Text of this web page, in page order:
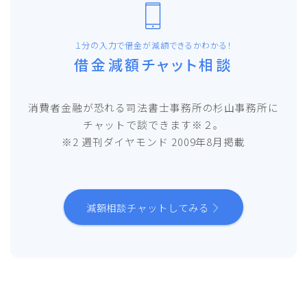
１分の入力で借金が減額できるかわかる！
借金減額チャット相談
消費者金融が恐れる司法書士事務所の杉山事務所に
チャットで談できます※２。
※2 週刊ダイヤモンド 2009年8月掲載
減額相談チャットしてみる